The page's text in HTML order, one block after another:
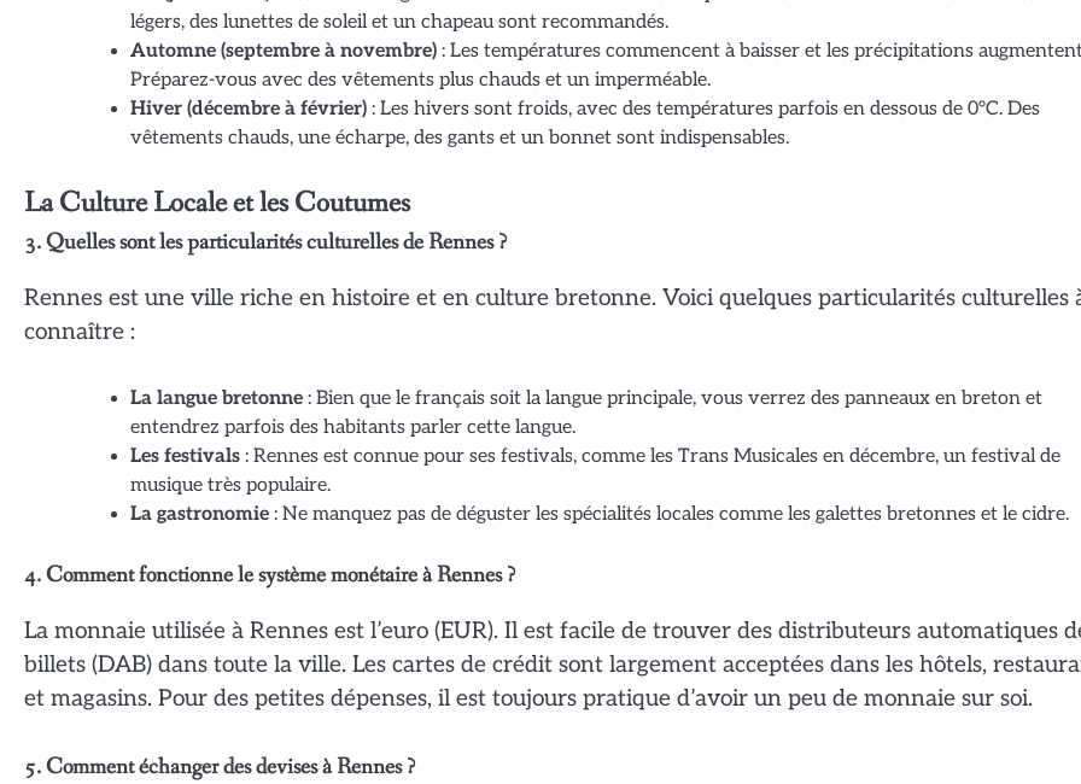
légers, des lunettes de soleil et un chapeau sont recommandés.
Automne (septembre à novembre) : Les températures commencent à baisser et les précipitations
Préparez-vous avec des vêtements plus chauds et un imperméable.
Hiver (décembre à février) : Les hivers sont froids, avec des températures parfois en dessous de 0°C. Des
vêtements chauds, une écharpe, des gants et un bonnet sont indispensables.
La Culture Locale et les Coutumes
3. Quelles sont les particularités culturelles de Rennes ?
Rennes est une ville riche en histoire et en culture bretonne. Voici quelques particularités culturelles
connaître :
La langue bretonne : Bien que le français soit la langue principale, vous verrez des panneaux en breton et
entendrez parfois des habitants parler cette langue.
Les festivals : Rennes est connue pour ses festivals, comme les Trans Musicales en décembre, un festival de
musique très populaire.
La gastronomie : Ne manquez pas de déguster les spécialités locales comme les galettes bretonnes et le cidre.
4. Comment fonctionne le système monétaire à Rennes ?
La monnaie utilisée à Rennes est l’euro (EUR). Il est facile de trouver des distributeurs automatiques
billets (DAB) dans toute la ville. Les cartes de crédit sont largement acceptées dans les hôtels,
et magasins. Pour des petites dépenses, il est toujours pratique d’avoir un peu de monnaie sur soi.
5. Comment échanger des devises à Rennes ?